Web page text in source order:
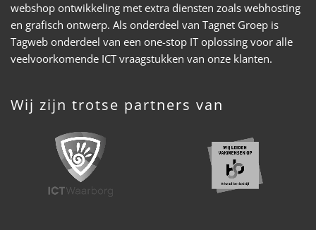
webshop ontwikkeling met extra diensten zoals webhosting
en grafisch ontwerp. Als onderdeel van Tagnet Groep is
Tagweb onderdeel van een one-stop IT oplossing voor alle
veelvoorkomende ICT vraagstukken van onze klanten.
Wij zijn trotse partners van